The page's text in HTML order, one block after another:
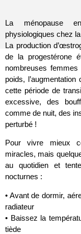
La ménopause
physiologiques chez
La production
de la progestérone
nombreuses
poids,
cette période de
excessive, des
comme de nuit, des
perturbé !
Pour vivre mieux
miracles, mais
au quotidien et
nocturnes :
• Avant de dormir,
radiateur
• Baissez la
tiède